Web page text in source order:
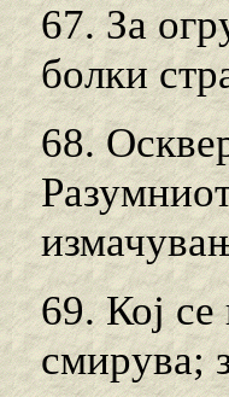
67. За
болки
68.
69. Кој
смирува;